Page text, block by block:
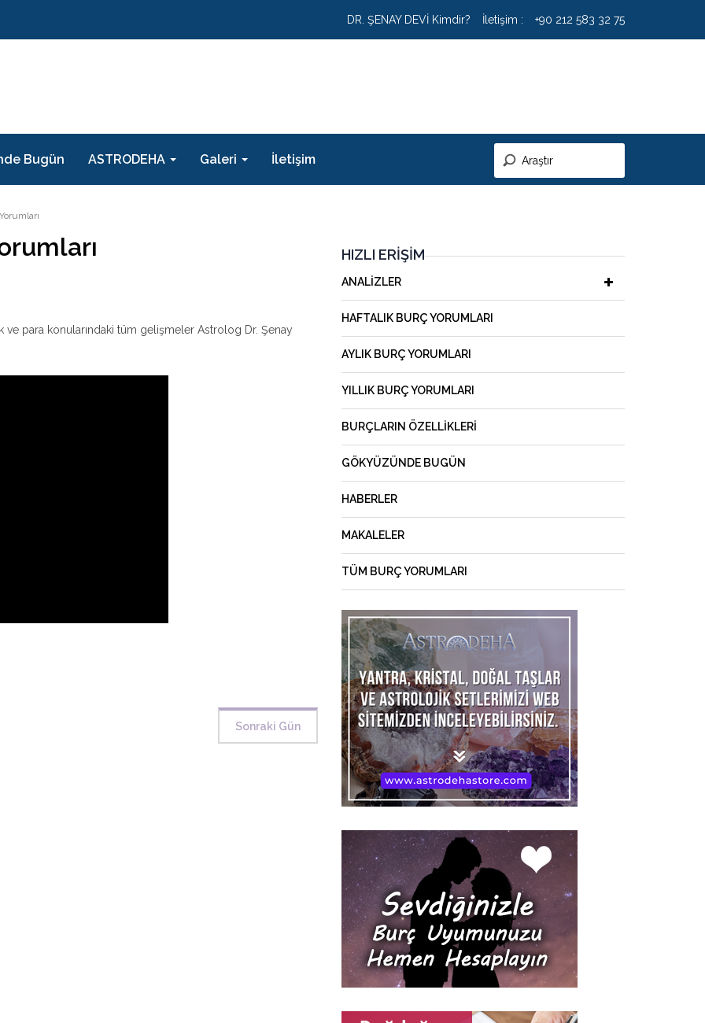
DR. ŞENAY DEVİ Kimdir? İletişim : +90 212 583 32 75
Bugün ASTRODEHA Galeri İletişim
ve para konularındaki tüm gelişmeler Astrolog Dr. Şenay
Sonraki Gün
HIZLI ERIŞIM
ANALIZLER
HAFTALIK BURÇ YORUMLARI
AYLIK BURÇ YORUMLARI
YILLIK BURÇ YORUMLARI
BURÇLARIN ÖZELLIKLERI
GÖKYÜZÜNDE BUGÜN
HABERLER
MAKALELER
TÜM BURÇ YORUMLARI